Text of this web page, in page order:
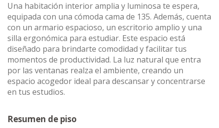
Una habitación interior amplia y luminosa te espera,
equipada con una cómoda cama de 135. Además, cuenta
con un armario espacioso, un escritorio amplio y una
silla ergonómica para estudiar. Este espacio está
diseñado para brindarte comodidad y facilitar tus
momentos de productividad. La luz natural que entra
por las ventanas realza el ambiente, creando un
espacio acogedor ideal para descansar y concentrarse
en tus estudios.
Resumen de piso